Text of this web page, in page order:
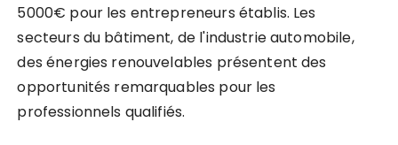
5000€ pour les entrepreneurs établis. Les
secteurs du bâtiment, de l'industrie automobile,
des énergies renouvelables présentent des
opportunités remarquables pour les
professionnels qualifiés.